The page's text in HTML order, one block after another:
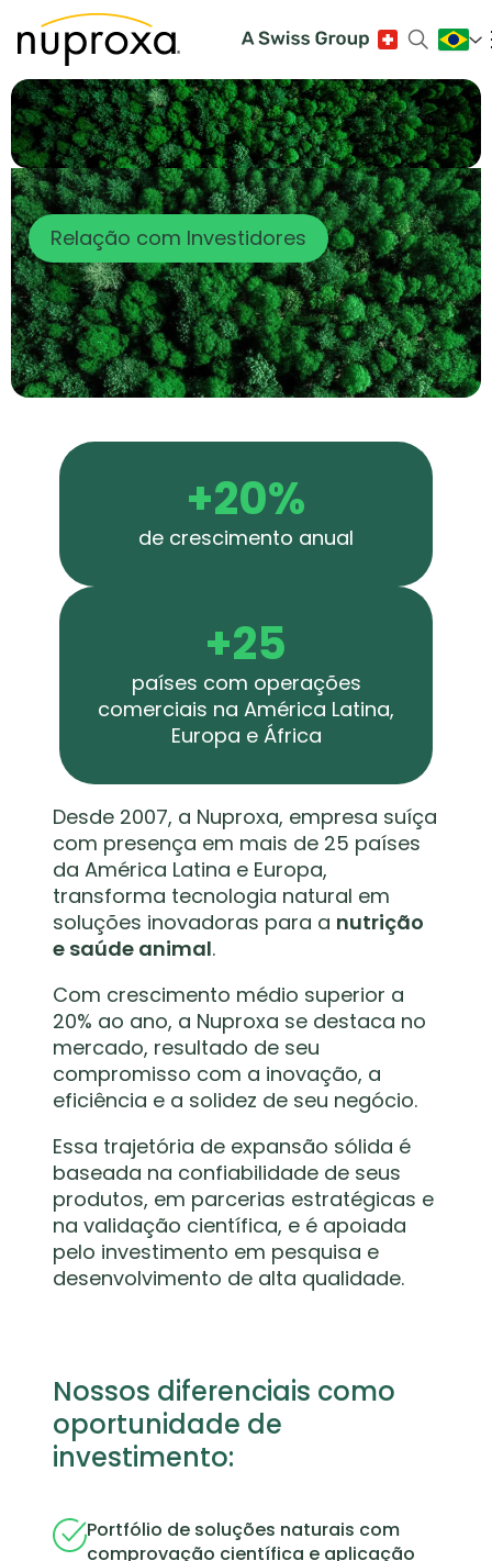
Relação com Investidores
+20%
de crescimento anual
+25
países com operações
comerciais na América Latina,
Europa e África
Desde 2007, a Nuproxa, empresa suíça
com presença em mais de 25 países
da América Latina e Europa,
transforma tecnologia natural em
soluções inovadoras para a nutrição
e saúde animal.
Com crescimento médio superior a
20% ao ano, a Nuproxa se destaca no
mercado, resultado de seu
compromisso com a inovação, a
eficiência e a solidez de seu negócio.
Essa trajetória de expansão sólida é
baseada na confiabilidade de seus
produtos, em parcerias estratégicas e
na validação científica, e é apoiada
pelo investimento em pesquisa e
desenvolvimento de alta qualidade.
Nossos diferenciais como
oportunidade de
investimento:
Portfólio de soluções naturais com
comprovação científica e aplicação